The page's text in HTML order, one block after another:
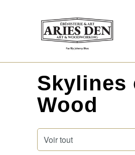
Skylines
Wood